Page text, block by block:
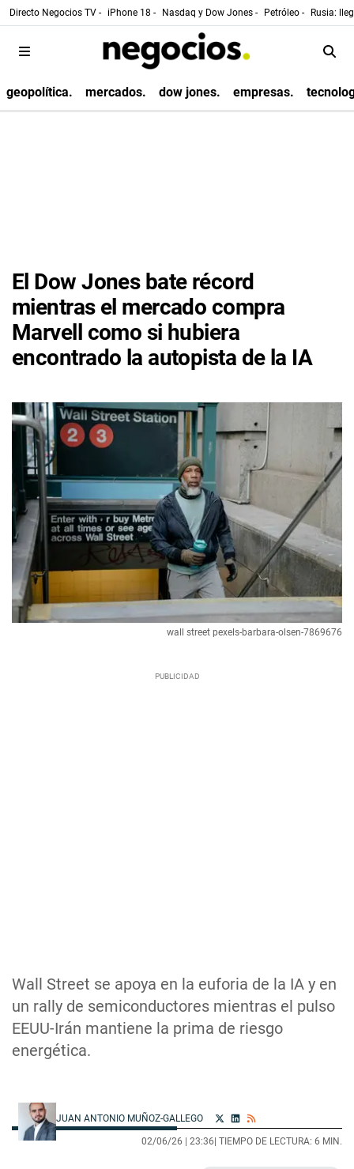
Directo Negocios TV - iPhone 18 - Nasdaq y Dow Jones - Petróleo - Rusia:
geopolítica. mercados. dow jones. empresas.
El Dow Jones bate récord
mientras el mercado compra
Marvell como si hubiera
encontrado la autopista de la IA
Wall Street se apoya en la euforia de la IA y en
un rally de semiconductores mientras el pulso
EEUU-Irán mantiene la prima de riesgo
energética.
wall street pexels-barbara-olsen-7869676
JUAN ANTONIO MUÑOZ-GALLEGO
02/06/26 | 23:36| TIEMPO DE LECTURA: 6 MIN.